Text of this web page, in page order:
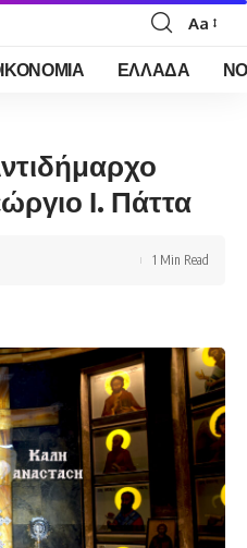
Font
Resizer
Aa
ΕΛΛΑΔΑ
Ι. Πάττα
1 Min Read